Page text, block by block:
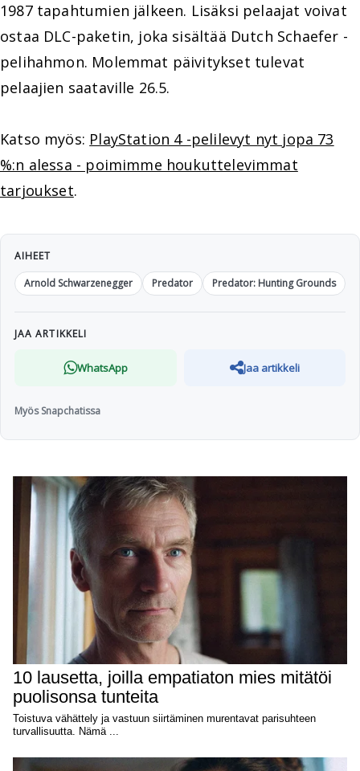
1987 tapahtumien jälkeen. Lisäksi pelaajat voivat
ostaa DLC-paketin, joka sisältää Dutch Schaefer -
pelihahmon. Molemmat päivitykset tulevat
pelaajien saataville 26.5.
Katso myös: PlayStation 4 -pelilevyt nyt jopa 73
%:n alessa - poimimme houkuttelevimmat
tarjoukset.
AIHEET
Arnold Schwarzenegger
Predator Predator: Hunting Grounds
JAA ARTIKKELI
WhatsApp Jaa artikkeli
Myös Snapchatissa